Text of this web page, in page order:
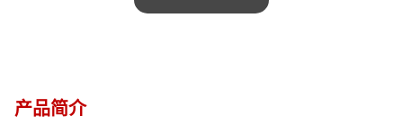
产品简介